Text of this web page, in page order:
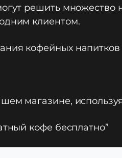
решить
клиентом.
кофейных напитков
магазине, используя
кофе бесплатно”